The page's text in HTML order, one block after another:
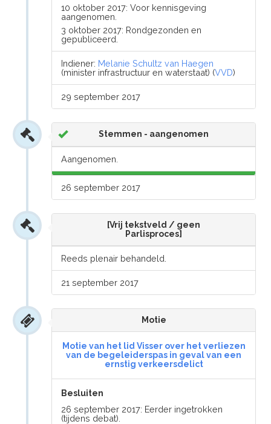
10 oktober 2017: Voor kennisgeving
aangenomen.
3 oktober 2017: Rondgezonden en
gepubliceerd.
Indiener: Melanie Schultz van Haegen
(minister infrastructuur en waterstaat) (VVD)
29 september 2017
Stemmen - aangenomen
Aangenomen.
26 september 2017
[Vrij tekstveld / geen
Parlisproces]
Reeds plenair behandeld.
21 september 2017
Motie
Motie van het lid Visser over het verliezen
van de begeleiderspas in geval van een
ernstig verkeersdelict
Besluiten
26 september 2017: Eerder ingetrokken
(tijdens debat).